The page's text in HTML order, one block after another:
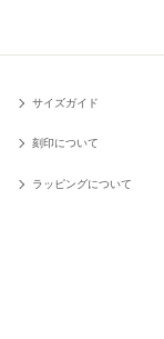
サイズガイド
刻印について
ラッピングについて